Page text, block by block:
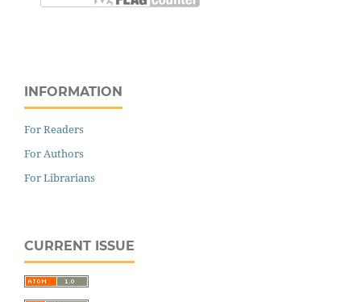
INFORMATION
For Readers
For Authors
For Librarians
CURRENT ISSUE